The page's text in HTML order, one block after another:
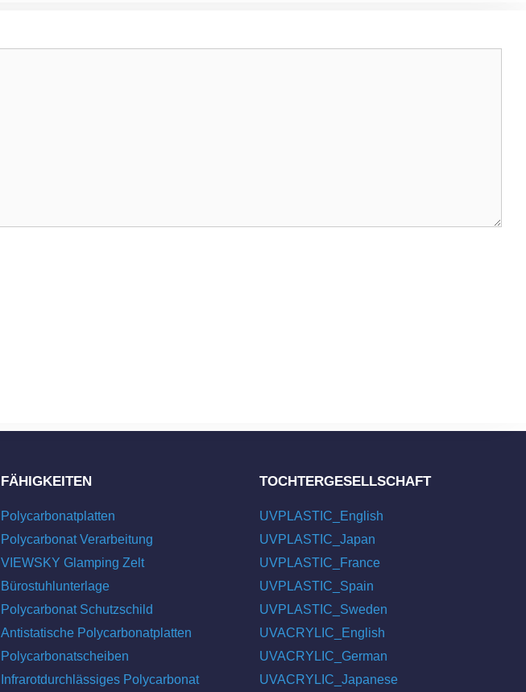
FÄHIGKEITEN
Polycarbonatplatten
Polycarbonat Verarbeitung
VIEWSKY Glamping Zelt
Bürostuhlunterlage
Polycarbonat Schutzschild
Antistatische Polycarbonatplatten
Polycarbonatscheiben
Infrarotdurchlässiges Polycarbonat
TOCHTERGESELLSCHAFT
UVPLASTIC_English
UVPLASTIC_Japan
UVPLASTIC_France
UVPLASTIC_Spain
UVPLASTIC_Sweden
UVACRYLIC_English
UVACRYLIC_German
UVACRYLIC_Japanese